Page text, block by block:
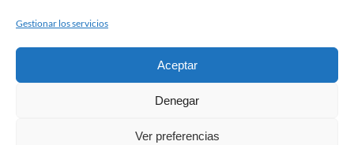
Gestionar los servicios
Aceptar
Denegar
Ver preferencias
2026 Todos los derechos reservados © Fundación Pastor. Sitio web
Condiciones de contratación
Aviso legal